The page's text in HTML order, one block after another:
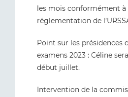
les mois conformément à
réglementation de
Point sur les présidences
examens 2023 : Céline
début juillet.
Intervention de la